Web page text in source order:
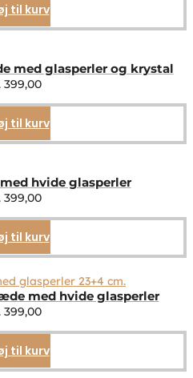
til kurv
med glasperler og krystal
399,00
til kurv
hvide glasperler
399,00
til kurv
med hvide glasperler
399,00
til kurv